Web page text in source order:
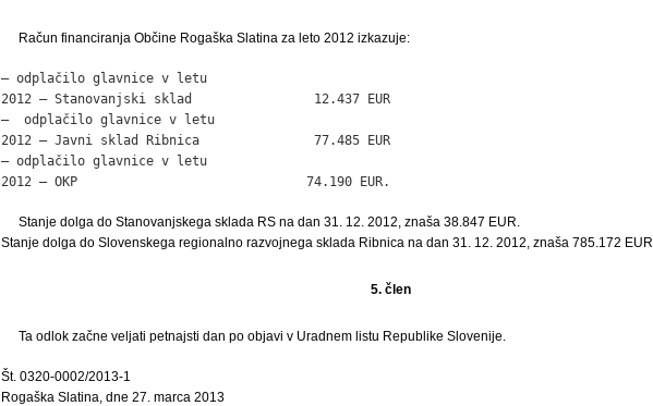
Račun financiranja Občine Rogaška Slatina za leto 2012 izkazuje:
– odplačilo glavnice v letu
2012 – Stanovanjski sklad                12.437 EUR
–  odplačilo glavnice v letu
2012 – Javni sklad Ribnica               77.485 EUR
– odplačilo glavnice v letu
2012 – OKP                              74.190 EUR.
Stanje dolga do Stanovanjskega sklada RS na dan 31. 12. 2012, znaša 38.847 EUR.
Stanje dolga do Slovenskega regionalno razvojnega sklada Ribnica na dan 31. 12. 2012, znaša 785.172 EUR.
5. člen
Ta odlok začne veljati petnajsti dan po objavi v Uradnem listu Republike Slovenije.
Št. 0320-0002/2013-1
Rogaška Slatina, dne 27. marca 2013